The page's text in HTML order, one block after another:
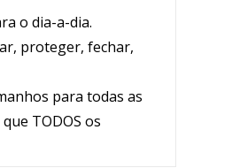
o dia-a-dia.
proteger, fechar,
para todas as
TODOS os
deviam ter na